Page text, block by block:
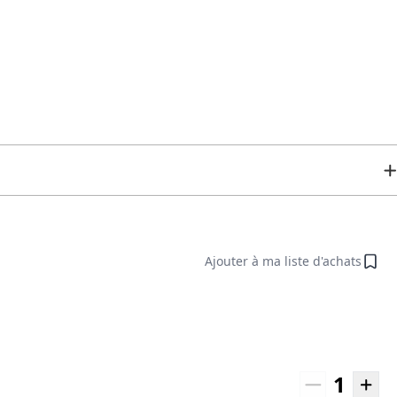
Ajouter à ma liste d'achats
1